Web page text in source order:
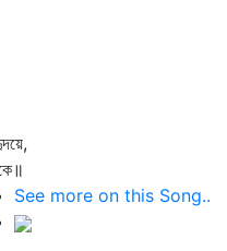
See more on this Song..